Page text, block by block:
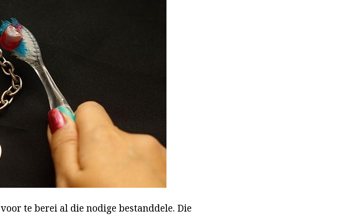
voor te berei al die nodige bestanddele. Die